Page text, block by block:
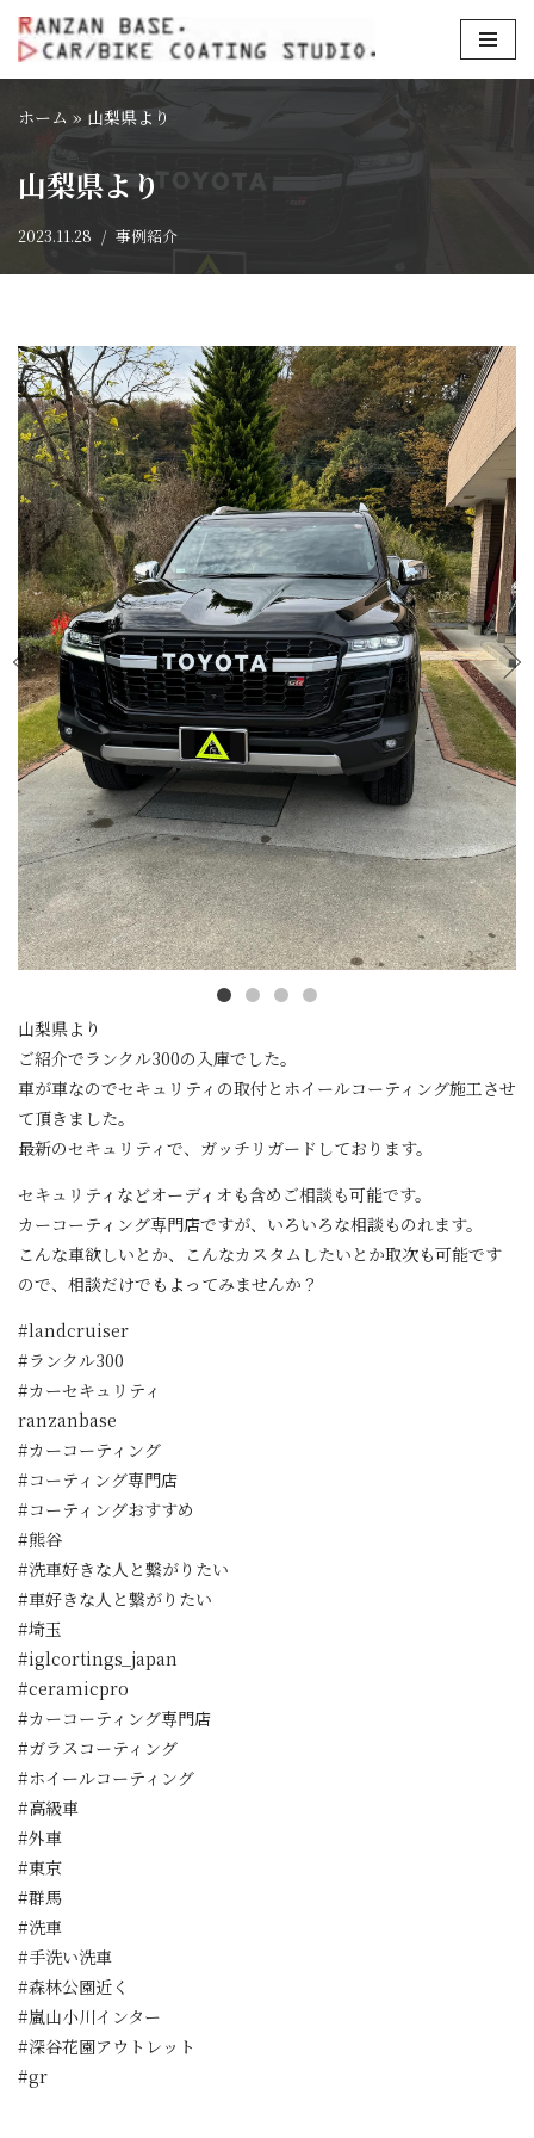
コ
テ
ツ
ス
キ
ホーム » 山梨県より
山梨県より
2023.11.28 事例紹介
山梨県より
ご紹介でランクル300の入庫でした。
車が車なのでセキュリティの取付とホイールコーティング施工させ
て頂きました。
最新のセキュリティで、ガッチリガードしております。
セキュリティなどオーディオも含めご相談も可能です。
カーコーティング専門店ですが、いろいろな相談ものれます。
こんな車欲しいとか、こんなカスタムしたいとか取次も可能です
ので、相談だけでもよってみませんか？
#landcruiser
#ランクル300
#カーセキュリティ
ranzanbase
#カーコーティング
#コーティング専門店
#コーティングおすすめ
#熊谷
#洗車好きな人と繋がりたい
#車好きな人と繋がりたい
#埼玉
#iglcortings_japan
#ceramicpro
#カーコーティング専門店
#ガラスコーティング
#ホイールコーティング
#高級車
#外車
#東京
#群馬
#洗車
#手洗い洗車
#森林公園近く
#嵐山小川インター
#深谷花園アウトレット
#gr